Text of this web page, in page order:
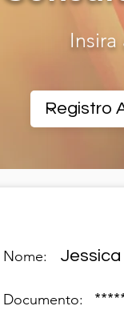
Nome: Jessica
Documento: